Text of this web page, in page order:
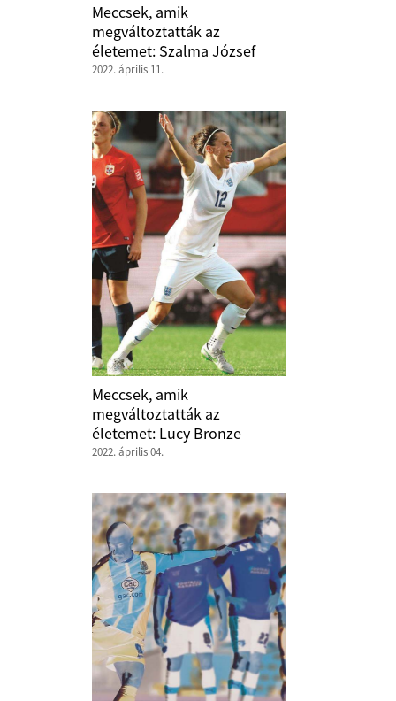
Meccsek, amik
megváltoztatták az
életemet: Szalma József
2022. április 11.
Meccsek, amik
megváltoztatták az
életemet: Lucy Bronze
2022. április 04.